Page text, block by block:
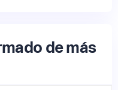
de más